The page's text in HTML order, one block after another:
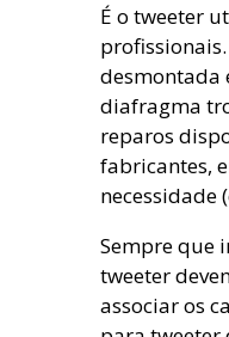
É o tweeter
desmontada
diafragma
reparos
fabricantes,
necessidade
Sempre que
tweeter
associar os